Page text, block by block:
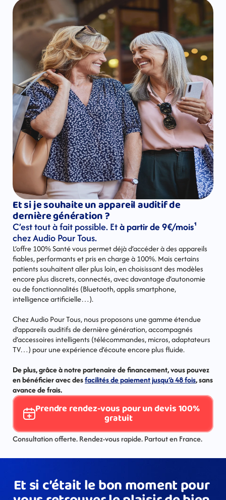
Et si je souhaite un appareil auditif de
dernière génération ?
C’est tout à fait possible. Et
chez Audio Pour Tous.
L’offre 100% Santé vous permet déjà d’accéder à des appareils
fiables, performants et pris en charge à 100%. Mais certains
patients souhaitent aller plus loin, en choisissant des modèles
encore plus discrets, connectés, avec davantage d’autonomie
ou de fonctionnalités (Bluetooth, applis smartphone,
intelligence artificielle…).
Chez Audio Pour Tous, nous proposons une gamme étendue
d’appareils auditifs de dernière génération, accompagnés
d’accessoires intelligents (télécommandes, micros, adaptateurs
TV…) pour une expérience d’écoute encore plus fluide.
De plus, grâce à notre partenaire de financement, vous pouvez
en bénéficier avec des facilités de paiement jusqu’à 48 fois, sans
avance de frais.
Prendre rendez-vous pour un devis 100%
gratuit
Consultation offerte. Rendez-vous rapide. Partout en France.
Et si c’était le bon moment pour